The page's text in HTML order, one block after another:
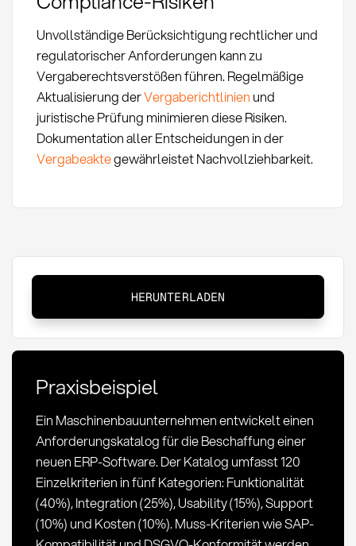
Unvollständige Berücksichtigung rechtlicher und
regulatorischer Anforderungen kann zu
Vergaberechtsverstößen führen. Regelmäßige
Aktualisierung derVergaberichtlinien und
juristische Prüfung minimieren diese Risiken.
Dokumentation aller Entscheidungen in der
Vergabeaktegewährleistet Nachvollziehbarkeit.
Definition,
Methoden
und
im
Einkauf
HERUNTERLADEN
Praxisbeispiel
Ein Maschinenbauunternehmen entwickelt einen
Anforderungskatalog für die Beschaffung einer
neuen ERP-Software. Der Katalog umfasst 120
Einzelkriterien in fünf Kategorien: Funktionalität
(40%), Integration (25%), Usability (15%), Support
(10%) und Kosten (10%). Muss-Kriterien wie SAP-